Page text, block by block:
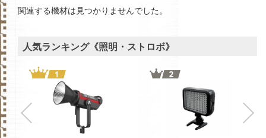
関連する機材は見つかりませんでした。
人気ランキング《照明・ストロボ》